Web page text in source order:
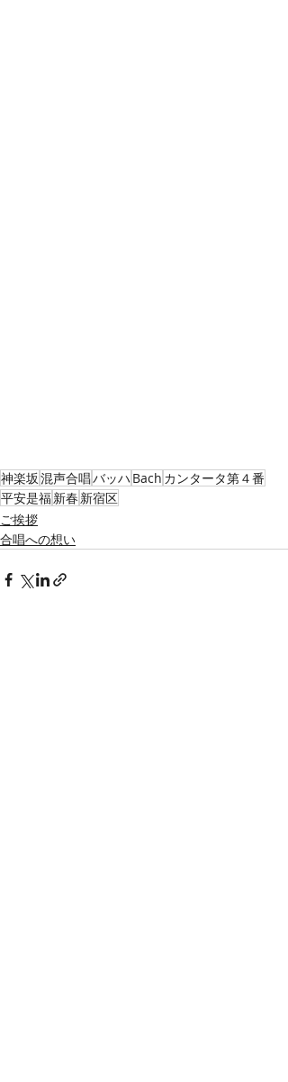
神楽坂混声合唱バッハ Bach カンタータ第４番
平安是福新春 新宿区
ご挨拶
合唱への想い